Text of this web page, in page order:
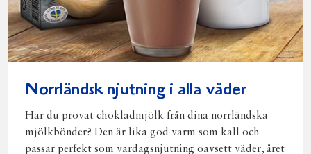
Norrländsk njutning i alla väder
Har du provat chokladmjölk från dina norrländska
mjölkbönder? Den är lika god varm som kall och
passar perfekt som vardagsnjutning oavsett väder, året